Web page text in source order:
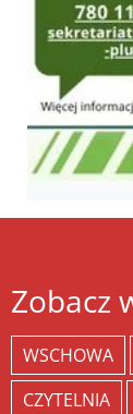
Zobacz
WSCHOWA
CZYTELNIA